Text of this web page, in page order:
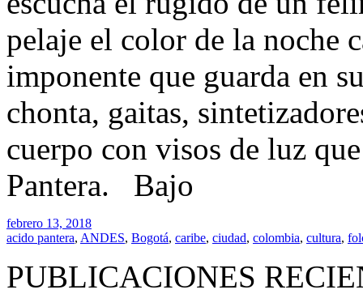
pelaje el color de la noche
imponente que guarda en
chonta, gaitas,
cuerpo con visos de luz
Pantera. Bajo
febrero 13, 2018
acido pantera, ANDES, Bogotá, caribe, ciudad, colombia, cultura,
PUBLICACIONES